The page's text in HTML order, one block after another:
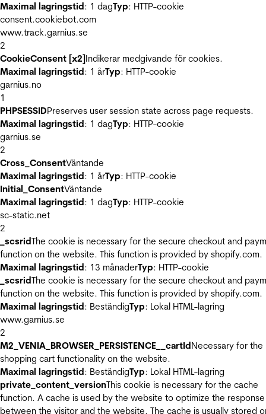
Maximal lagringstid: 1 dagTyp: HTTP-cookie
consent.cookiebot.com
www.track.garnius.se
2
CookieConsent [x2]Indikerar medgivande för cookies.
Maximal lagringstid: 1 årTyp: HTTP-cookie
garnius.no
1
PHPSESSIDPreserves user session state across page requests.
Maximal lagringstid: 1 dagTyp: HTTP-cookie
garnius.se
2
Cross_ConsentVäntande
Maximal lagringstid: 1 årTyp: HTTP-cookie
Initial_ConsentVäntande
Maximal lagringstid: 1 dagTyp: HTTP-cookie
sc-static.net
2
_scsridThe cookie is necessary for the secure checkout and
function on the website. This function is provided by shopify.com.
Maximal lagringstid: 13 månaderTyp: HTTP-cookie
_scsridThe cookie is necessary for the secure checkout and
function on the website. This function is provided by shopify.com.
Maximal lagringstid: BeständigTyp: Lokal HTML-lagring
www.garnius.se
2
M2_VENIA_BROWSER_PERSISTENCE__cartIdNecessary for the
shopping cart functionality on the website.
Maximal lagringstid: BeständigTyp: Lokal HTML-lagring
private_content_versionThis cookie is necessary for the cache
function. A cache is used by the website to optimize the
between the visitor and the website. The cache is usually stored